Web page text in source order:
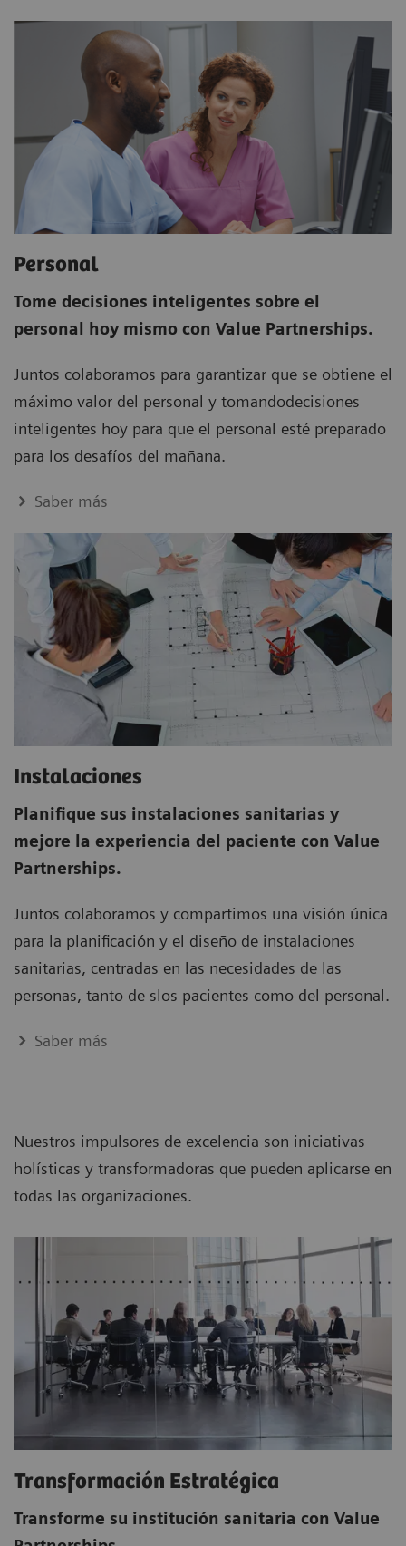
Personal
Tome decisiones inteligentes sobre el
personal hoy mismo con Value Partnerships.
Juntos colaboramos para garantizar que se obtiene el
máximo valor del personal y tomandodecisiones
inteligentes hoy para que el personal esté preparado
para los desafíos del mañana.
Saber más
Instalaciones
Planifique sus instalaciones sanitarias y
mejore la experiencia del paciente con Value
Partnerships.
Juntos colaboramos y compartimos una visión única
para la planificación y el diseño de instalaciones
sanitarias, centradas en las necesidades de las
personas, tanto de slos pacientes como del personal.
Saber más
Nuestros impulsores de excelencia son iniciativas
holísticas y transformadoras que pueden aplicarse en
todas las organizaciones.
Transformación Estratégica
Transforme su institución sanitaria con Value